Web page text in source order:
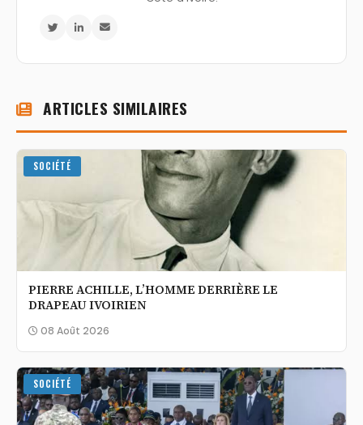
ARTICLES SIMILAIRES
SOCIÉTÉ
PIERRE ACHILLE, L’HOMME DERRIÈRE LE
DRAPEAU IVOIRIEN
08 Août 2026
SOCIÉTÉ